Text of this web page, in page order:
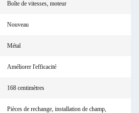
Boîte de vitesses, moteur
Nouveau
Métal
Améliorer l'efficacité
168 centimètres
Pièces de rechange, installation de champ,